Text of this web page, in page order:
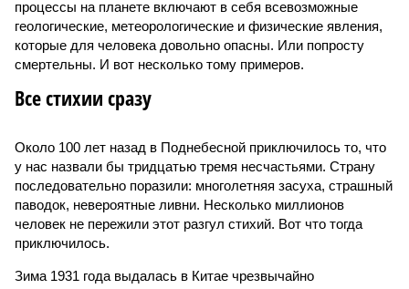
приключилось.
Зима 1931 года выдалась в Китае чрезвычайно
продолжительной и суровой. Снега образовалось огромное
великой суши, продолжавшегося с 1928-го. Но всё
страшным наводнением, которое обильные весенние ливни
только усугубили. К июню всё это преобразовалось в
массовый потоп, в июле же Китай в дополнение накрыло
сразу девятью циклонами. Последствия оказались
невообразимыми: наводнение погребло под собой
территорию в 180 тыс. квадратных километров, что равно
по площади Карелии, шести Курским или Калужским